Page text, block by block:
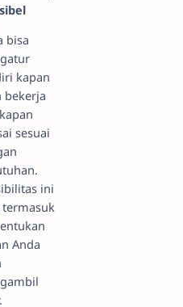
bisa
kapan
bekerja
sesuai
ini
Anda